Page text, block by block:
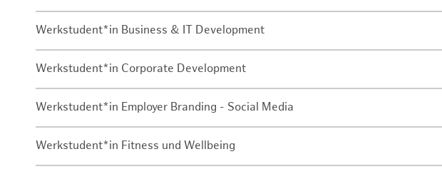
Werkstudent*in Business & IT Development
Werkstudent*in Corporate Development
Werkstudent*in Employer Branding - Social Media
Werkstudent*in Fitness und Wellbeing